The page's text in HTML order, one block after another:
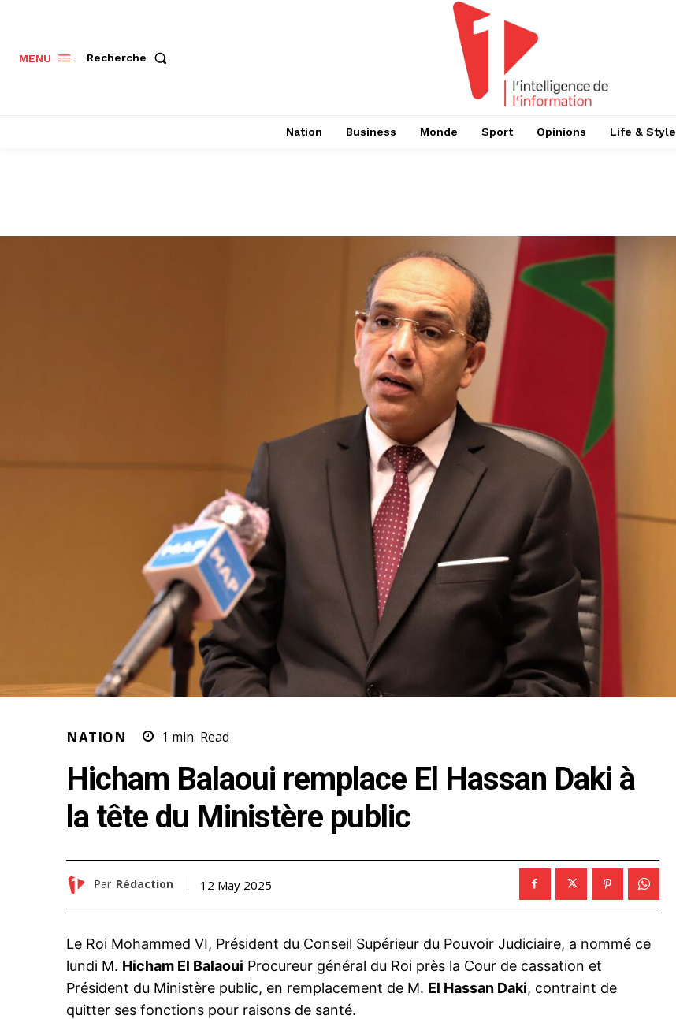
MENU Recherche
Nation Business Monde Sport Opinions Life & Style
NATION 1 min. Read
Hicham Balaoui remplace El Hassan Daki à
la tête du Ministère public
Par Rédaction 12 May 2025
Le Roi Mohammed VI, Président du Conseil Supérieur du Pouvoir Judiciaire, a nommé ce
lundi M. Hicham El Balaoui Procureur général du Roi près la Cour de cassation et
Président du Ministère public, en remplacement de M. El Hassan Daki, contraint de
quitter ses fonctions pour raisons de santé.